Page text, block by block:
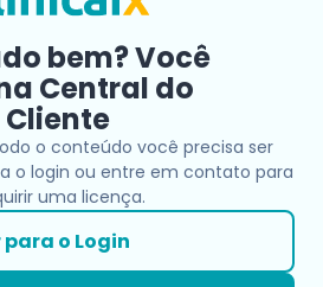
bem? Você
Central do
Cliente
o conteúdo você precisa ser
o login ou entre em contato para
uma licença.
para o Login